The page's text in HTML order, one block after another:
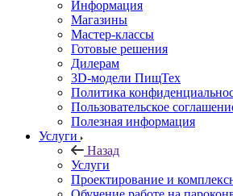
Информация
Магазины
Мастер-классы
Готовые решения
Дилерам
3D-модели ПищТех
Политика
Пользовательское
Полезная информация
Услуги
Назад
Услуги
Проектирование и